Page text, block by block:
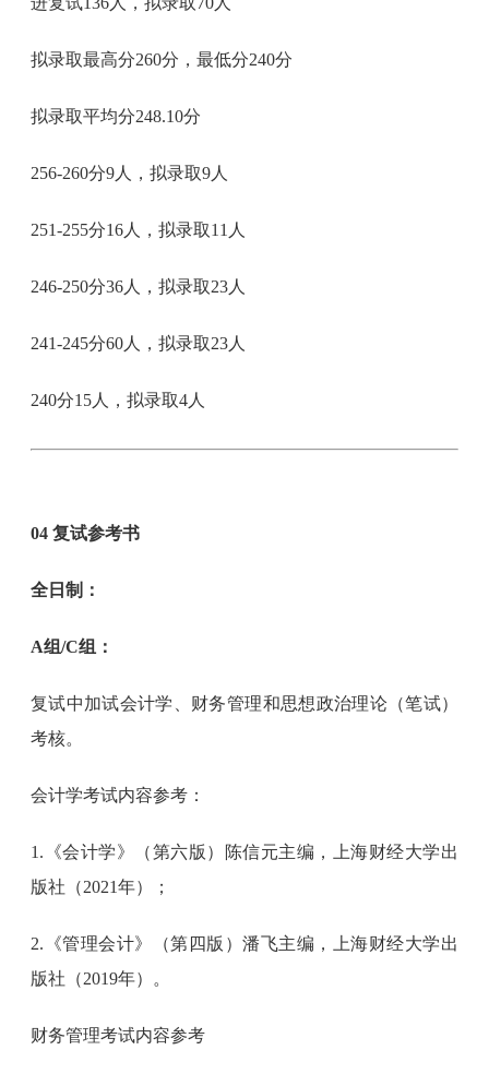
拟录取最高分260分，最低分240分
拟录取平均分248.10分
256-260分9人，拟录取9人
251-255分16人，拟录取11人
246-250分36人，拟录取23人
241-245分60人，拟录取23人
240分15人，拟录取4人
04 复试参考书
全日制：
A组/C组：
复试中加试会计学、财务管理和思想政治理论（笔试）
考核。
会计学考试内容参考：
1.《会计学》（第六版）陈信元主编，上海财经大学出
版社（2021年）；
2.《管理会计》（第四版）潘飞主编，上海财经大学出
版社（2019年）。
财务管理考试内容参考